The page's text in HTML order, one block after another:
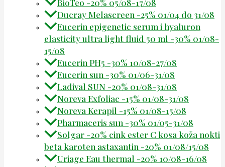
BioTeo -20% 05/08-17/08
Ducray Melascreen -25% 01/04 do 31/08
Eucerin epigenetic serum i hyaluron
elasticity ultra light fluid 50 ml -30% 01/08-
15/08
Eucerin PH5 -30% 10/08-27/08
Eucerin sun -30% 01/06-31/08
Ladival SUN -20% 01/08-31/08
Noreva Exfoliac -15% 01/08-31/08
Noreva Kerapil -15% 01/08-15/08
Pharmaceris sun -30% 01/05-31/08
Solgar -20% cink ester C kosa koža nokti
beta karoten astaxantin -20% 01/08/15/08
Uriage Eau thermal -20% 10/08-16/08